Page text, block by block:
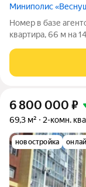
Миниполис
Номер в базе
квapтира, 66 м на
вид из окна двe
Предчиcтовая
6 800 000 ₽
69,3 м² 2-комн.
новостройка